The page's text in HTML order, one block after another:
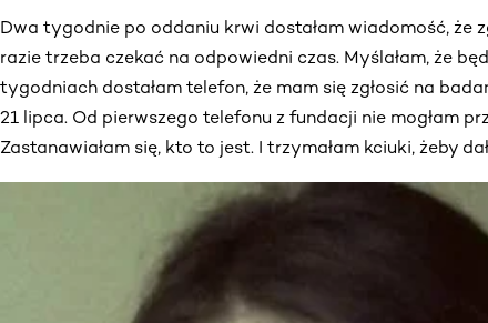
Dwa tygodnie po oddaniu krwi dostałam wiadomość, że
razie trzeba czekać na odpowiedni czas. Myślałam, że
tygodniach dostałam telefon, że mam się zgłosić na
21 lipca. Od pierwszego telefonu z fundacji nie mogłam
Zastanawiałam się, kto to jest. I trzymałam kciuki, żeby